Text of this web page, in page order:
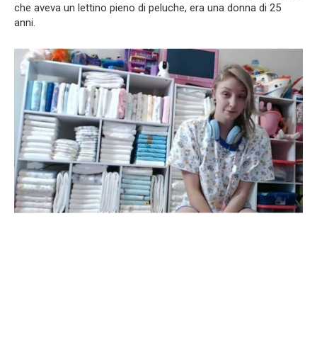
che aveva un lettino pieno di peluche, era una donna di 25
anni.